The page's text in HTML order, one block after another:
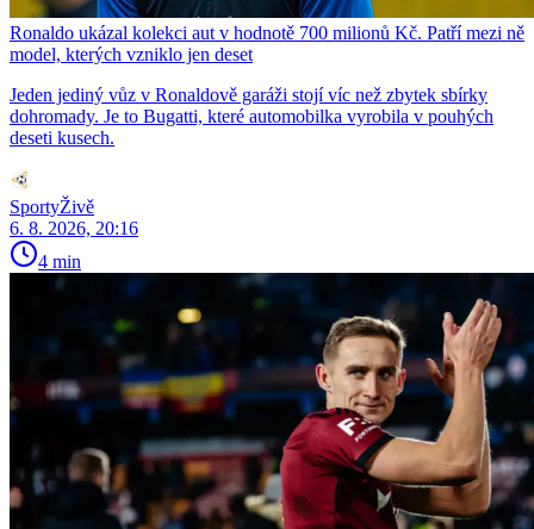
Ronaldo ukázal kolekci aut v hodnotě 700 milionů Kč. Patří mezi ně
model, kterých vzniklo jen deset
Jeden jediný vůz v Ronaldově garáži stojí víc než zbytek sbírky
dohromady. Je to Bugatti, které automobilka vyrobila v pouhých
deseti kusech.
SportyŽivě
6. 8. 2026, 20:16
4 min